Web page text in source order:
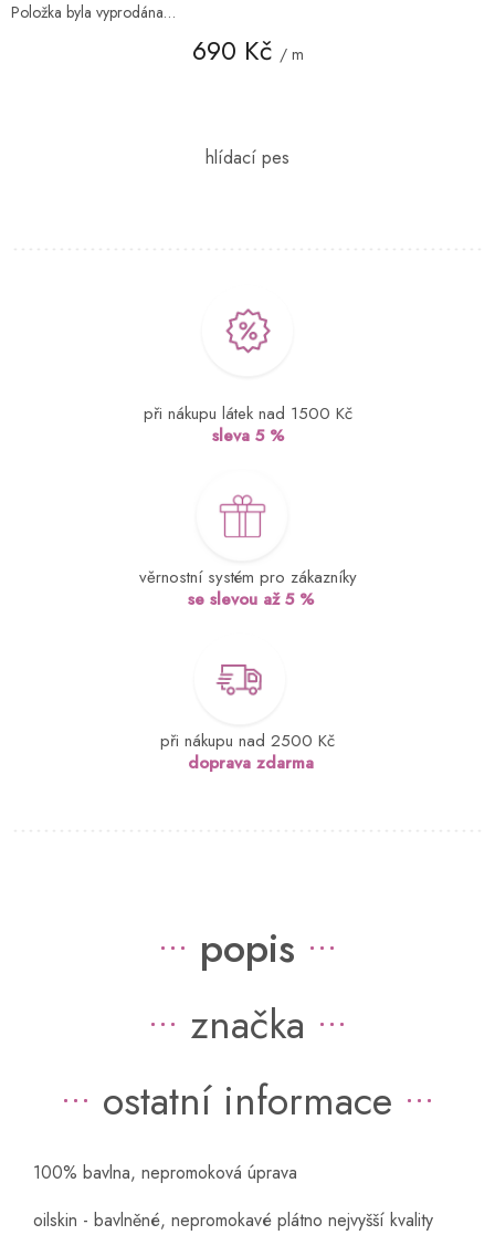
690 Kč / m
Položka byla vyprodána…
při nákupu látek nad 1500 Kč
sleva 5 %
věrnostní systém pro zákazníky
se slevou až 5 %
při nákupu nad 2500 Kč
doprava zdarma
popis
značka
ostatní informace
100% bavlna, nepromoková úprava
oilskin - bavlněné, nepromokavé plátno nejvyšší kvality